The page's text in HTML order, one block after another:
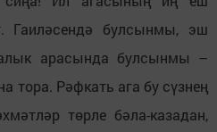
Гаиләсендә булсынмы, эш
арасында булсынмы –
тора. Рәфкать ага бу сүзнең
төрле бәла-казадан,